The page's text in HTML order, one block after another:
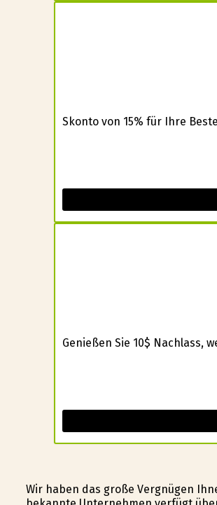
Skonto von 15% für Ihre
Genießen Sie 10$ Nachlass,
Wir haben das große Vergnügen